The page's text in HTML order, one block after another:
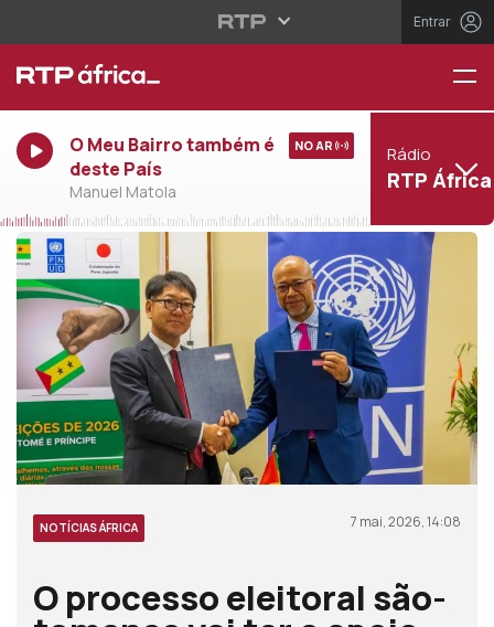
Entrar
O Meu Bairro também é
deste País
Manuel Matola
NO AR Rádio
RTP África
NOTÍCIAS ÁFRICA 7 mai, 2026, 14:08
O processo eleitoral são-